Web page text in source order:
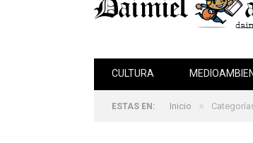
CULTURA
ESTAS EN: Inicio »